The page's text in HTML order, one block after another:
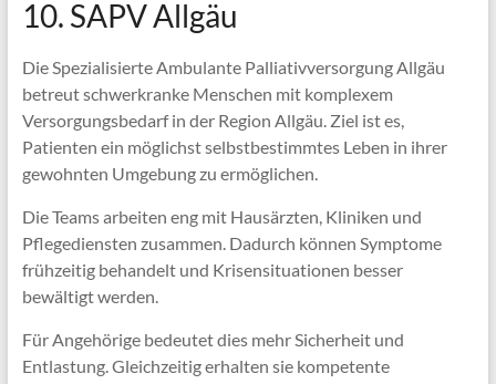
10. SAPV Allgäu
Die Spezialisierte Ambulante Palliativversorgung Allgäu
betreut schwerkranke Menschen mit komplexem
Versorgungsbedarf in der Region Allgäu. Ziel ist es,
Patienten ein möglichst selbstbestimmtes Leben in ihrer
gewohnten Umgebung zu ermöglichen.
Die Teams arbeiten eng mit Hausärzten, Kliniken und
Pflegediensten zusammen. Dadurch können Symptome
frühzeitig behandelt und Krisensituationen besser
bewältigt werden.
Für Angehörige bedeutet dies mehr Sicherheit und
Entlastung. Gleichzeitig erhalten sie kompetente